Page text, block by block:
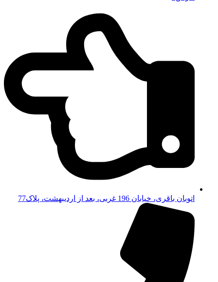
اتوبان باقری، خیابان 196 غربی، بعد از اردیبهشت، پلاک77